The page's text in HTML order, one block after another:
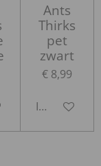
Ants
Thirks
pet
zwart
€ 8,99
In